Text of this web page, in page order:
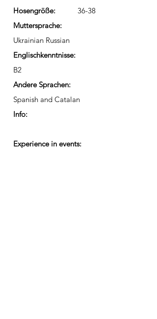
Hosengröße:
36-38
Muttersprache:
Ukrainian Russian
Englischkenntnisse:
B2
Andere Sprachen:
Spanish and Catalan
Info:
Experience in events: